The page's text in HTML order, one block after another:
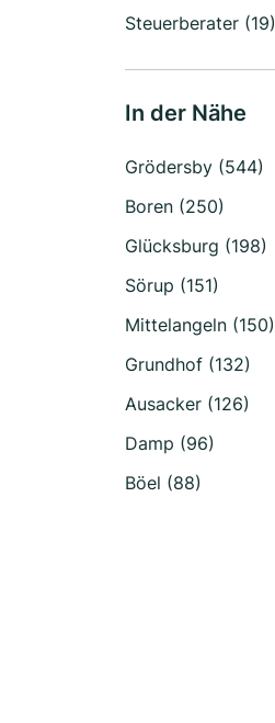
Steuerberater (19)
In der Nähe
Grödersby (544)
Boren (250)
Glücksburg (198)
Sörup (151)
Mittelangeln (150)
Grundhof (132)
Ausacker (126)
Damp (96)
Böel (88)